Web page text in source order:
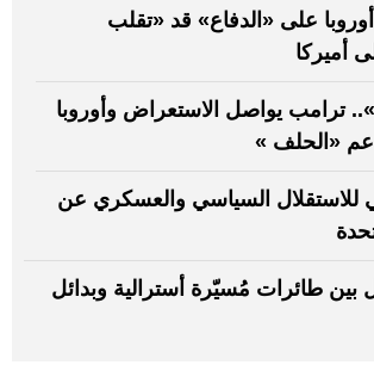
أوروبا على «الدفاع» قد «تقلب
أميركا
».. ترامب يواصل الاستعراض وأوروبا
«الحلف »
للاستقلال السياسي والعسكري عن
بين طائرات مُسيّرة أسترالية وبدائل